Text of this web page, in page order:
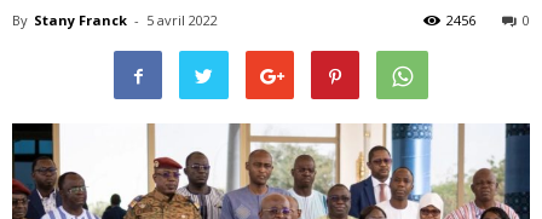
By Stany Franck - 5 avril 2022 0
2456